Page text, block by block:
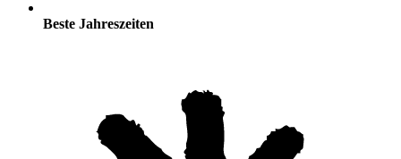
Beste Jahreszeiten